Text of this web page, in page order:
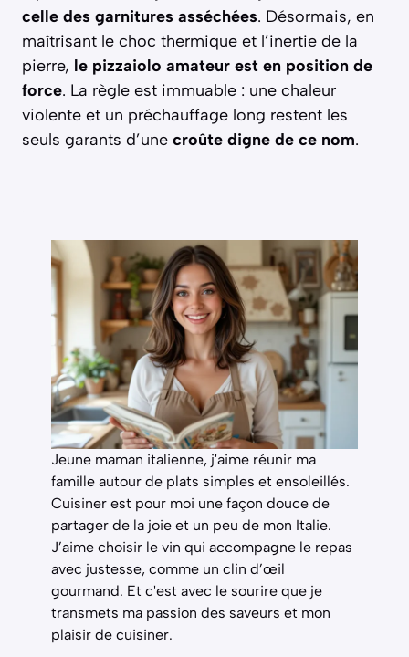
celle des garnitures asséchées. Désormais, en
maîtrisant le choc thermique et l’inertie de la
pierre, le pizzaiolo amateur est en position de
force. La règle est immuable : une chaleur
violente et un préchauffage long restent les
seuls garants d’une croûte digne de ce nom.
Jeune maman italienne, j'aime réunir ma
famille autour de plats simples et ensoleillés.
Cuisiner est pour moi une façon douce de
partager de la joie et un peu de mon Italie.
J’aime choisir le vin qui accompagne le repas
avec justesse, comme un clin d’œil
gourmand. Et c'est avec le sourire que je
transmets ma passion des saveurs et mon
plaisir de cuisiner.